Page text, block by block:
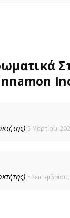
5 Μαρτίου,
5